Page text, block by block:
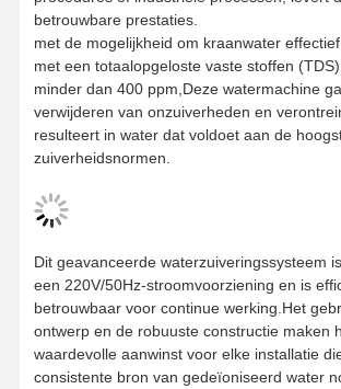
betrouwbare prestaties.
met de mogelijkheid om kraanwater
met een totaalopgeloste vaste stoffen
minder dan 400 ppm,Deze watermachine
verwijderen van onzuiverheden en
resulteert in water dat voldoet aan de
zuiverheidsnormen.
Dit geavanceerde waterzuiveringssysteem
een 220V/50Hz-stroomvoorziening en is
betrouwbaar voor continue werking.Het
ontwerp en de robuuste constructie maken
waardevolle aanwinst voor elke installatie
consistente bron van gedeïoniseerd water